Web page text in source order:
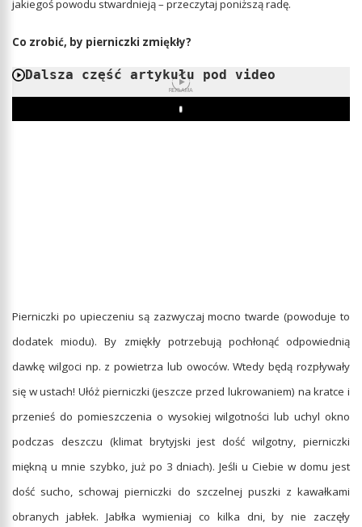
jakiegoś powodu stwardnieją – przeczytaj poniższą radę.
Co zrobić, by pierniczki zmiękły?
Dalsza część artykułu pod video
REKLAMA
Play
Pierniczki po upieczeniu są zazwyczaj mocno twarde (powoduje to
dodatek miodu). By zmiękły potrzebują pochłonąć odpowiednią
dawkę wilgoci np. z powietrza lub owoców. Wtedy będą rozpływały
się w ustach! Ułóż pierniczki (jeszcze przed lukrowaniem) na kratce i
przenieś do pomieszczenia o wysokiej wilgotności lub uchyl okno
podczas deszczu (klimat brytyjski jest dość wilgotny, pierniczki
miękną u mnie szybko, już po 3 dniach). Jeśli u Ciebie w domu jest
dość sucho, schowaj pierniczki do szczelnej puszki z kawałkami
obranych jabłek. Jabłka wymieniaj co kilka dni, by nie zaczęły